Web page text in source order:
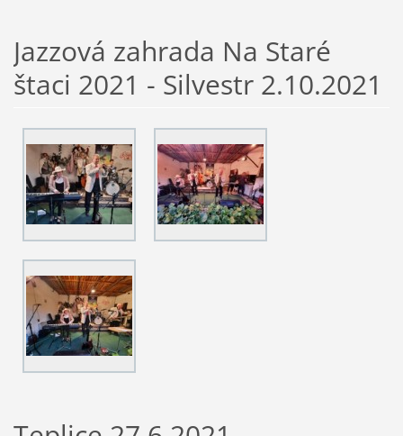
Jazzová zahrada Na Staré
štaci 2021 - Silvestr 2.10.2021